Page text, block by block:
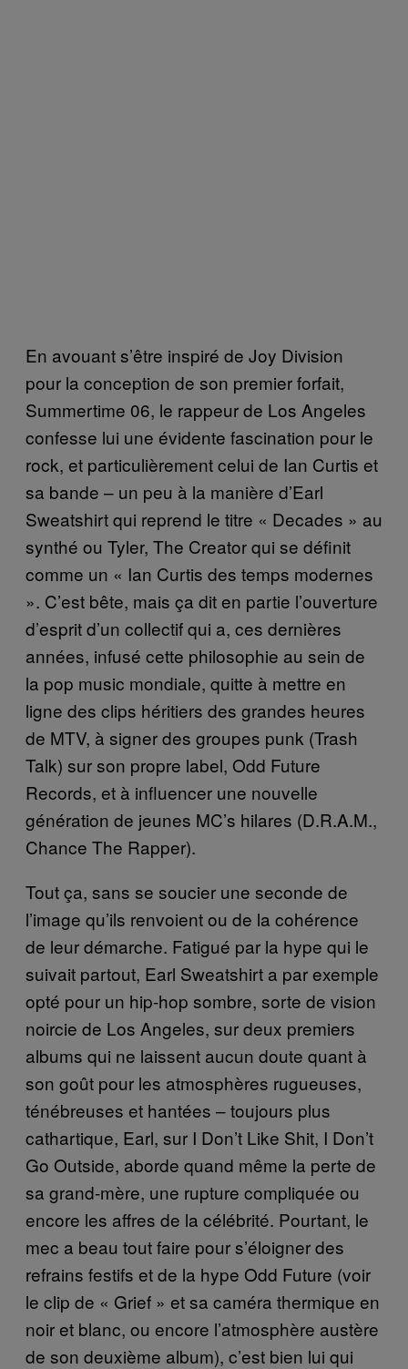
En avouant s’être inspiré de Joy Division
pour la conception de son premier forfait,
Summertime 06, le rappeur de Los Angeles
confesse lui une évidente fascination pour le
rock, et particulièrement celui de Ian Curtis et
sa bande – un peu à la manière d’Earl
Sweatshirt qui reprend le titre « Decades » au
synthé ou Tyler, The Creator qui se définit
comme un « Ian Curtis des temps modernes
». C’est bête, mais ça dit en partie l’ouverture
d’esprit d’un collectif qui a, ces dernières
années, infusé cette philosophie au sein de
la pop music mondiale, quitte à mettre en
ligne des clips héritiers des grandes heures
de MTV, à signer des groupes punk (Trash
Talk) sur son propre label, Odd Future
Records, et à influencer une nouvelle
génération de jeunes MC’s hilares (D.R.A.M.,
Chance The Rapper).
Tout ça, sans se soucier une seconde de
l’image qu’ils renvoient ou de la cohérence
de leur démarche. Fatigué par la hype qui le
suivait partout, Earl Sweatshirt a par exemple
opté pour un hip-hop sombre, sorte de vision
noircie de Los Angeles, sur deux premiers
albums qui ne laissent aucun doute quant à
son goût pour les atmosphères rugueuses,
ténébreuses et hantées – toujours plus
cathartique, Earl, sur I Don’t Like Shit, I Don’t
Go Outside, aborde quand même la perte de
sa grand-mère, une rupture compliquée ou
encore les affres de la célébrité. Pourtant, le
mec a beau tout faire pour s’éloigner des
refrains festifs et de la hype Odd Future (voir
le clip de « Grief » et sa caméra thermique en
noir et blanc, ou encore l’atmosphère austère
de son deuxième album), c’est bien lui qui